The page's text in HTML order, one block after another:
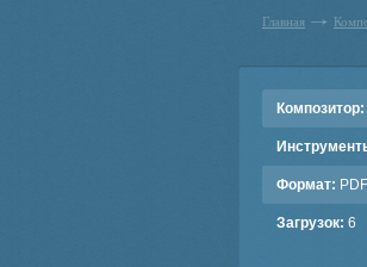
Главная
Композитор:
Формат: PDF
Загрузок: 6